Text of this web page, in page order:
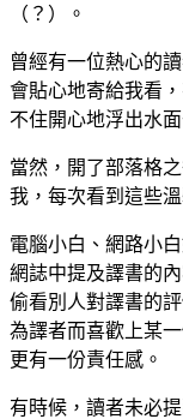
（？）。
曾經有一位熱心的
會貼心地寄給我看
不住開心地浮出水
當然，開了部落格
我，每次看到這些
電腦小白、網路小
網誌中提及譯書的
偷看別人對譯書的
為譯者而喜歡上某
更有一份責任感。
有時候，讀者未必